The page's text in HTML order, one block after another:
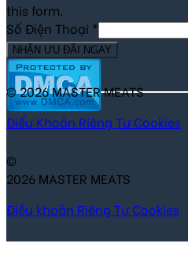
this form.
Số Điện Thoại *
NHẬN ƯU ĐÃI NGAY
© 2026 MASTER MEATS
Điểu Khoản Riêng Tư Cookies
©
2026 MASTER MEATS
Điều khoản Riêng Tư Cookies